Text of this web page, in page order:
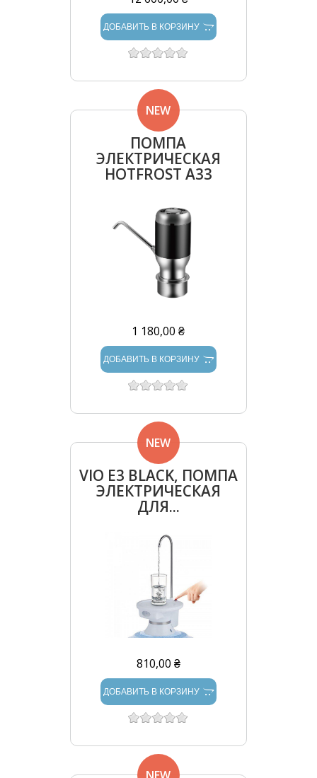
ДОБАВИТЬ В КОРЗИНУ
ПОМПА
ЭЛЕКТРИЧЕСКАЯ
HOTFROST A33
NEW
1 180,00 ₴
ДОБАВИТЬ В КОРЗИНУ
VIO E3 BLACK, ПОМПА
ЭЛЕКТРИЧЕСКАЯ
ДЛЯ...
NEW
810,00 ₴
ДОБАВИТЬ В КОРЗИНУ